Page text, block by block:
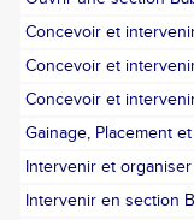
Concevoir et
Concevoir et
Concevoir et
Gainage, Placement
Intervenir et
Intervenir en section